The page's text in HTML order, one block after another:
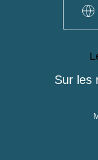
Sur les